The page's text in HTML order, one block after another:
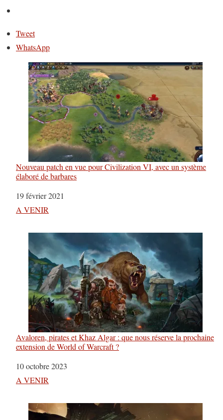
Tweet
WhatsApp
Nouveau patch en vue pour Civilization VI, avec un système
élaboré de barbares
Date
19 février 2021
Par rapport à
A VENIR
Avaloren, pirates et Khaz Algar : que nous réserve la prochaine
extension de World of Warcraft ?
Date
10 octobre 2023
Par rapport à
A VENIR